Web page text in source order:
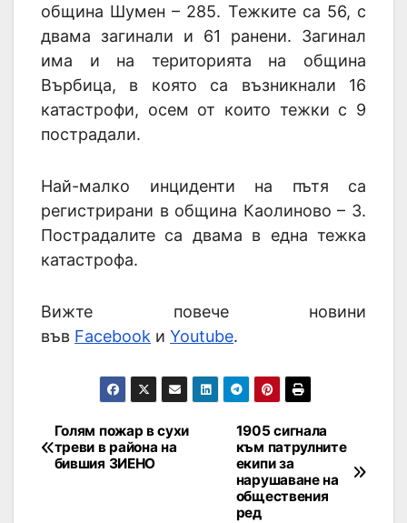
община Шумен – 285. Тежките са 56, с
двама загинали и 61 ранени. Загинал
има и на територията на община
Върбица, в която са възникнали 16
катастрофи, осем от които тежки с 9
пострадали.
Най-малко инциденти на пътя са
регистрирани в община Каолиново – 3.
Пострадалите са двама в една тежка
катастрофа.
Вижте повече новини
във Facebook и Youtube.
1905 сигнала
към патрулните
екипи за
нарушаване на
обществения
ред
Голям пожар в сухи
треви в района на
бившия ЗИЕНО